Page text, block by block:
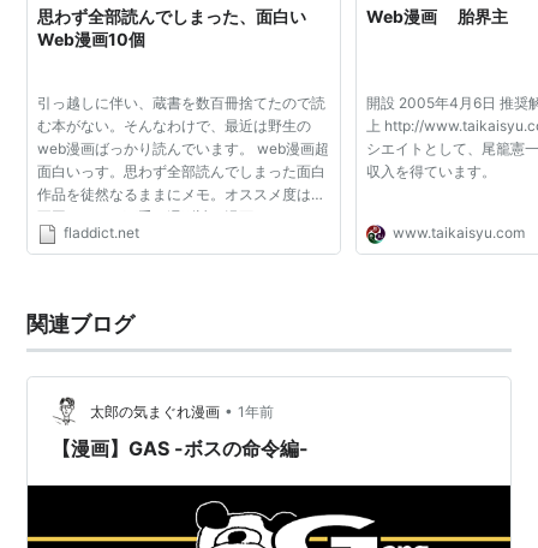
思わず全部読んでしまった、面白い
Web漫画10個
引っ越しに伴い、蔵書を数百冊捨てたので読
む本がない。そんなわけで、最近は野生の
web漫画ばっかり読んでいます。 web漫画超
面白いっす。思わず全部読んでしまった面白
作品を徒然なるままにメモ。オススメ度は順
不同。どれも下手な週刊誌の漫画よりオモロ
いです。 1: ７と嘘吐きオンライン まずは取
fladdict.net
Web漫画 胎界主
開設 2005年4月6日 推奨
上 http://
シエイトとして、尾籠憲
収入を得ています。
www.taikaisyu.com
関連ブログ
太郎の気まぐれ漫画 • 1年前
【漫画】GAS -ボスの命令編-